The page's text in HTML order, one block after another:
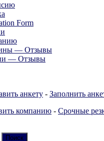
Form
— Отзывы
— Отзывы
анкету - Заполнить
компанию - Срочные